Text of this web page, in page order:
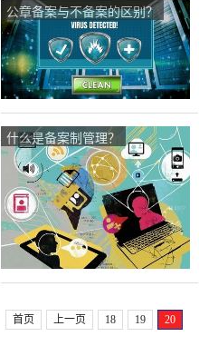
公章备案与不备案的区别？
什么是备案制管理？
首页 上一页 18 19 20